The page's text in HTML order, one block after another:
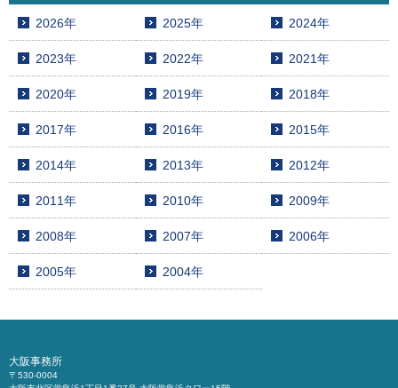
2026年 2025年 2024年
2023年 2022年 2021年
2020年 2019年 2018年
2017年 2016年 2015年
2014年 2013年 2012年
2011年 2010年 2009年
2008年 2007年 2006年
2005年 2004年
大阪事務所
〒530-0004